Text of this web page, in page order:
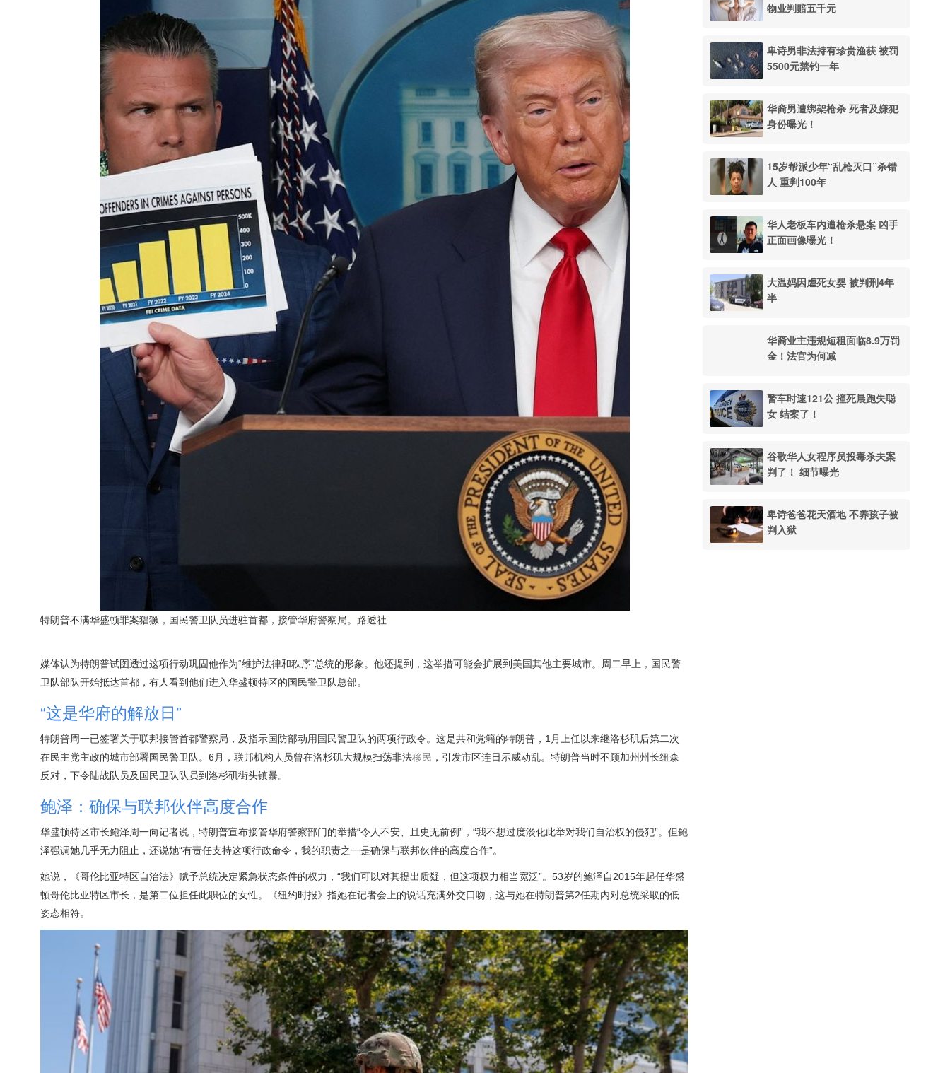
特朗普不满华盛顿罪案猖獗，国民警卫队员进驻首都，接管华府警察局。路透社
媒体认为特朗普试图透过这项行动巩固他作为“维护法律和秩序”总统的形象。他还提到，这举措可能会扩展到美国其他主要城市。周二早上，国民警
卫队部队开始抵达首都，有人看到他们进入华盛顿特区的国民警卫队总部。
“这是华府的解放日”
特朗普周一已签署关于联邦接管首都警察局，及指示国防部动用国民警卫队的两项行政令。这是共和党籍的特朗普，1月上任以来继洛杉矶后第二次
在民主党主政的城市部署国民警卫队。6月，联邦机构人员曾在洛杉矶大规模扫荡非法移民 ，引发市区连日示威动乱。特朗普当时不顾加州州长纽森
反对，下令陆战队员及国民卫队队员到洛杉矶街头镇暴。
鲍泽：确保与联邦伙伴高度合作
华盛顿特区市长鲍泽周一向记者说，特朗普宣布接管华府警察部门的举措“令人不安、且史无前例”，“我不想过度淡化此举对我们自治权的侵犯”。但鲍
泽强调她几乎无力阻止，还说她“有责任支持这项行政命令，我的职责之一是确保与联邦伙伴的高度合作”。
她说，《哥伦比亚特区自治法》赋予总统决定紧急状态条件的权力，“我们可以对其提出质疑，但这项权力相当宽泛”。53岁的鲍泽自2015年起任华盛
顿哥伦比亚特区市长，是第二位担任此职位的女性。《纽约时报》指她在记者会上的说话充满外交口吻，这与她在特朗普第2任期内对总统采取的低
姿态相符。
物业判赔五千元
卑诗男非法持有珍贵渔获 被罚
5500元禁钓一年
华裔男遭绑架枪杀 死者及嫌犯
身份曝光！
15岁帮派少年“乱枪灭口”杀错
人 重判100年
华人老板车内遭枪杀悬案 凶手
正面画像曝光！
大温妈因虐死女婴 被判刑4年
半
华裔业主违规短租面临8.9万罚
金！法官为何减
警车时速121公 撞死晨跑失聪
女 结案了！
谷歌华人女程序员投毒杀夫案
判了！ 细节曝光
卑诗爸爸花天酒地 不养孩子被
判入狱